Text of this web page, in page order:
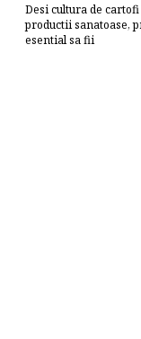
Desi cultura de
productii sanatoase,
esential sa fii